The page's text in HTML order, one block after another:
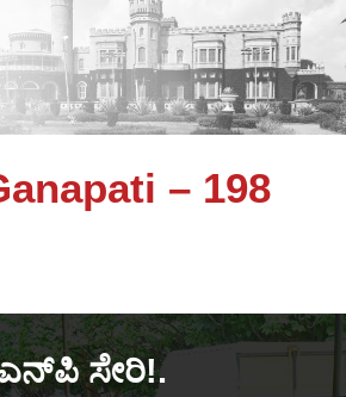
– 198
ಸೇರಿ!.